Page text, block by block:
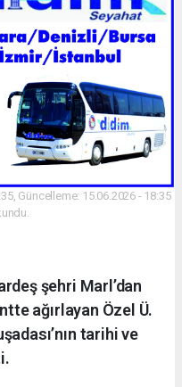
Güncelleme: 15.06.2026 - 18:35
şehri Marl’dan
ağırlayan Özel Ü.
tarihi ve